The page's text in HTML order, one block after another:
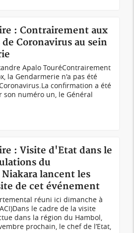
: Contrairement aux
Coronavirus au sein
Apalo TouréContrairement
la Gendarmerie n'a pas été
confirmation a été
son numéro un, le Général
: Visite d'Etat dans le
du
lancent les
de cet événement
réuni ici dimanche à
le cadre de la visite
dans la région du Hambol,
prochain, le chef de l’Etat,